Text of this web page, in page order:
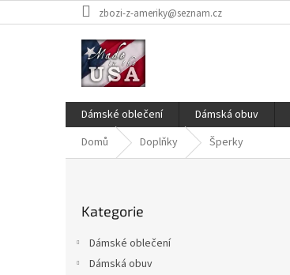
na
zbozi-z-ameriky@seznam.cz
Dámské oblečení Dámská obuv
Domů
Doplňky Šperky
kategorie
Kategorie
Dámské oblečení
Dámská obuv